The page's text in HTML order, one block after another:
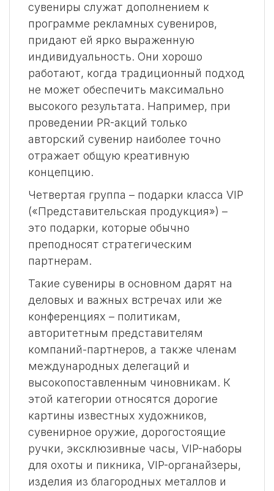
сувениры служат дополнением к
программе рекламных сувениров,
придают ей ярко выраженную
индивидуальность. Они хорошо
работают, когда традиционный подход
не может обеспечить максимально
высокого результата. Например, при
проведении РR-акций только
авторский сувенир наиболее точно
отражает общую креативную
концепцию.
Четвертая группа – подарки класса VIP
(«Представительская продукция») –
это подарки, которые обычно
преподносят стратегическим
партнерам.
Такие сувениры в основном дарят на
деловых и важных встречах или же
конференциях – политикам,
авторитетным представителям
компаний-партнеров, а также членам
международных делегаций и
высокопоставленным чиновникам. К
этой категории относятся дорогие
картины известных художников,
сувенирное оружие, дорогостоящие
ручки, эксклюзивные часы, VIP-наборы
для охоты и пикника, VIP-органайзеры,
изделия из благородных металлов и